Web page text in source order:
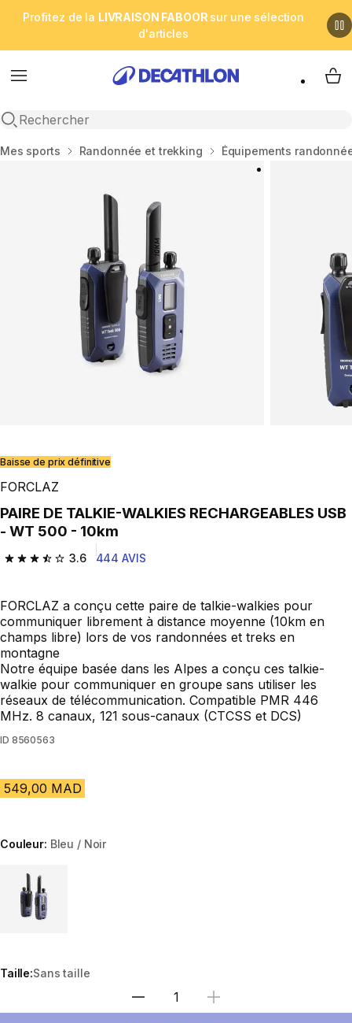
Profitez de la LIVRAISON FABOOR sur une sélection
d'articles
Menu
Open search
My
Accueil
Mes sports Randonnée et trekking Équipements
Play Video
Baisse de prix définitive
FORCLAZ
PAIRE DE TALKIE-WALKIES RECHARGEABLES USB
- WT 500 - 10km
3.6
3.6 out of 5 stars from 444 reviews
444 AVIS
FORCLAZ a conçu cette paire de talkie-walkies pour
communiquer librement à distance moyenne (10km en
champs libre) lors de vos randonnées et treks en
montagne
Notre équipe basée dans les Alpes a conçu ces talkie-
walkie pour communiquer en groupe sans utiliser les
réseaux de télécommunication. Compatible PMR 446
MHz. 8 canaux, 121 sous-canaux (CTCSS et DCS)
ID 8560563
549,00 MAD
Couleur: Bleu / Noir
Choose a variant
Taille:Sans taille
Sélectionnez la quantité